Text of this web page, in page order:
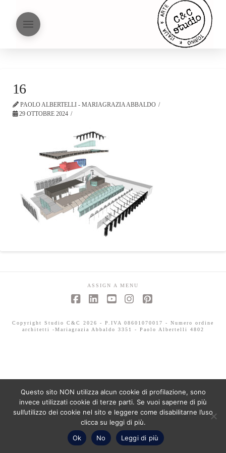
16
PAOLO ALBERTELLI - MARIAGRAZIA ABBALDO
29 OTTOBRE 2024
ASSIGN A MENU
Copyright Studio C&C 2026 - P.IVA 08601070017 - Numero ordine
architetti -Mariagrazia Abbaldo 3351 - Paolo Albertelli 4802
Questo sito NON utilizza alcun cookie di profilazione, sono
invece utilizzati cookie di terze parti. Se vuoi saperne di più
sull’utilizzo dei cookie nel sito e leggere come disabilitarne l’uso
clicca su leggi di più.
Ok
No Leggi di più